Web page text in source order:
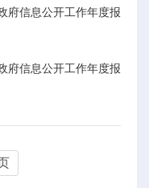
府信息公开工作年度报
府信息公开工作年度报